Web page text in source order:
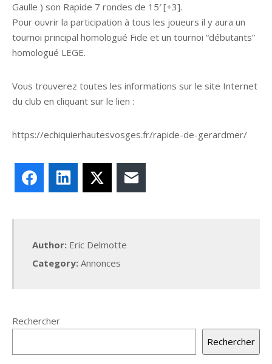
Gaulle ) son Rapide 7 rondes de 15′ [+3].
Pour ouvrir la participation à tous les joueurs il y aura un
tournoi principal homologué Fide et un tournoi “débutants”
homologué LEGE.
Vous trouverez toutes les informations sur le site Internet
du club en cliquant sur le lien :
https://echiquierhautesvosges.fr/rapide-de-gerardmer/
FacebookLinkedIn
Author: Eric Delmotte
Category: Annonces
Rechercher
Rechercher